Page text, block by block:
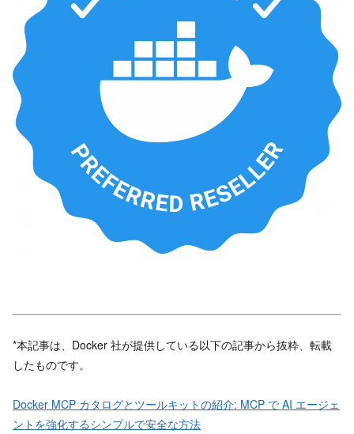
*本記事は、Docker 社が提供している以下の記事から抜粋、転載
したものです。
Docker MCP カタログとツールキットの紹介: MCP で AI エージェ
ントを強化するシンプルで安全な方法